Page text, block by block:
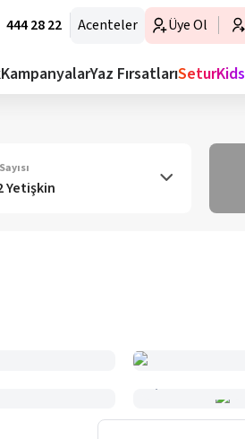
444 28 22 Acenteler Üye Ol
KampanyalarYaz FırsatlarıSeturKids
Yetişkin